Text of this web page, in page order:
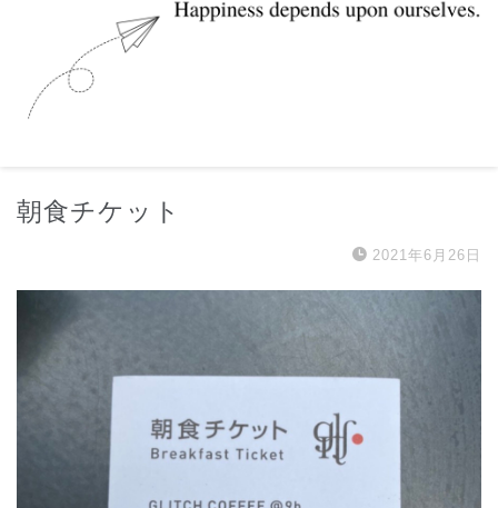
朝食チケット
2021年6月26日